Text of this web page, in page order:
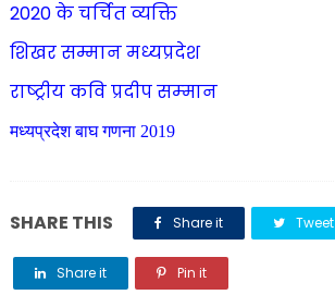
2020 के चर्चित व्यक्ति
शिखर सम्मान मध्यप्रदेश
राष्‍ट्रीय कवि प्रदीप सम्‍मान
मध्यप्रदेश बाघ गणना 2019
SHARE THIS Share it Tweet
Share it Pin it